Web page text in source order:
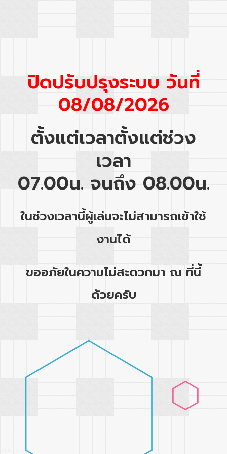
ปิดปรับปรุงระบบ วันที่
08/08/2026
ตั้งแต่เวลาตั้งแต่ช่วง
เวลา
07.00น. จนถึง 08.00น.
ในช่วงเวลานี้ผู้เล่นจะไม่สามารถเข้าใช้
งานได้
ขออภัยในความไม่สะดวกมา ณ ที่นี้
ด้วยครับ
CP9_v2.0317